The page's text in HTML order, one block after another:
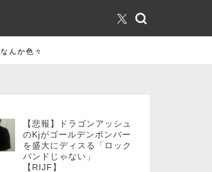
なんか色々
【悲報】ドラゴンアッシュ
のKjがゴールデンボンバー
を盛大にディスる「ロック
バンドじゃない」
【RIJF】